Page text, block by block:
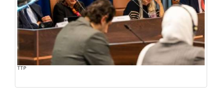
TTP